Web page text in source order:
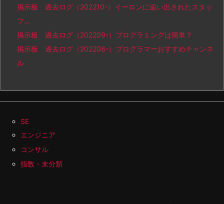
掲示板 過去ログ（202210-）イーロンに追い出されたスタッ
フ…
掲示板 過去ログ（202209-）プログラミングは簡単？
掲示板 過去ログ（202208-）プログラマーおすすめチャンネ
ル
SE
エンジニア
コンサル
指数・未分類